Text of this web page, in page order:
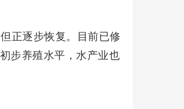
正逐步恢复。目前已修
步养殖水平，水产业也